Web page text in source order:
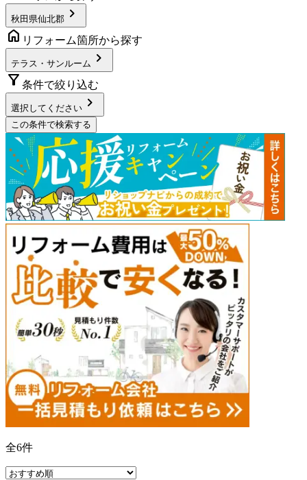
秋田県仙北郡 chevron_right
home リフォーム箇所から探す
テラス・サンルーム chevron_right
filter_alt 条件で絞り込む
選択してください chevron_right
この条件で検索する
全6件